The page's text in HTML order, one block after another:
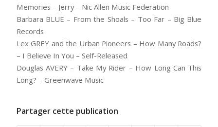
Memories – Jerry – Nic Allen Music Federation
Barbara BLUE – From the Shoals – Too Far – Big Blue
Records
Lex GREY and the Urban Pioneers – How Many Roads?
– I Believe In You – Self-Released
Douglas AVERY – Take My Rider – How Long Can This
Long? – Greenwave Music
Partager cette publication